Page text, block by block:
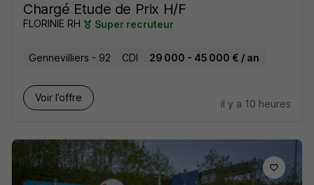
Chargé Etude de Prix H/F
FLORINIE RH Super recruteur
Gennevilliers - 92 CDI 29 000 - 45 000 € / an
Voir l’offre
il y a 10 heures